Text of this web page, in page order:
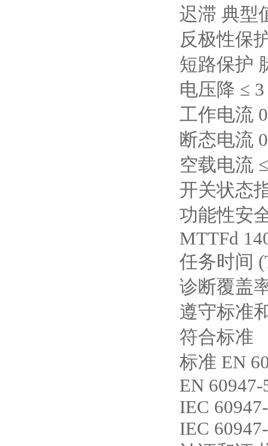
迟滞 典型
反极性保
短路保护
电压降 ≤
工作电流
断态电流
空载电流
开关状态
功能性安
MTTFd
任务时间
诊断覆盖
遵守标准
符合标准
标准 EN
EN
IEC
IEC